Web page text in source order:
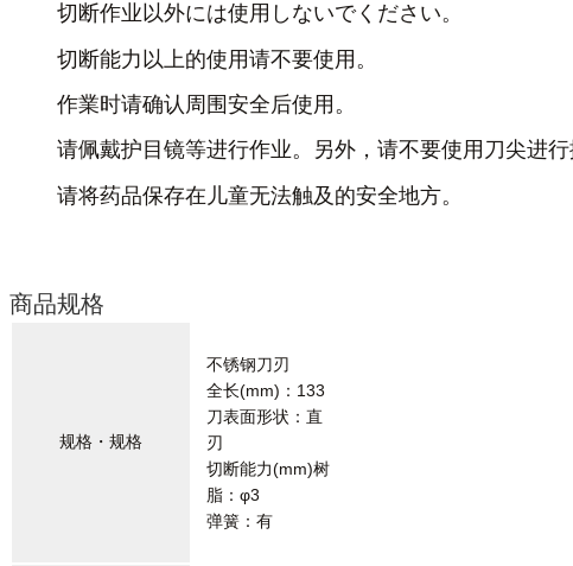
切断作业以外には使用しないでください。
切断能力以上的使用请不要使用。
作業时请确认周围安全后使用。
请佩戴护目镜等进行作业。另外，请不要使用刀尖进
请将药品保存在儿童无法触及的安全地方。
商品规格
规格・规格
不锈钢刀刃
全长(mm)：133
刀表面形状：直
刃
切断能力(mm)树
脂：φ3
弹簧：有